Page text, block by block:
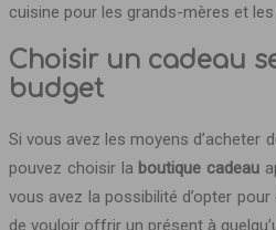
cuisine pour les grands-mères et
Choisir un cadeau
budget
Si vous avez les moyens d’acheter
pouvez choisir la boutique cadeau
vous avez la possibilité d’opter
de vouloir offrir un présent à